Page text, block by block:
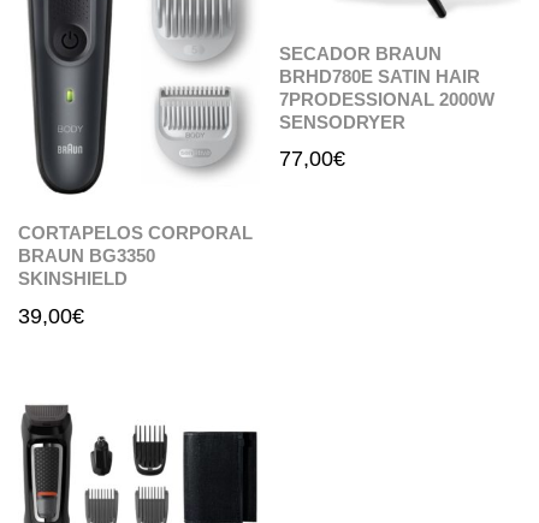
CORTAPELOS CORPORAL
BRAUN BG3350
SKINSHIELD
39,00€
SECADOR BRAUN
BRHD780E SATIN HAIR
7PRODESSIONAL 2000W
SENSODRYER
77,00€